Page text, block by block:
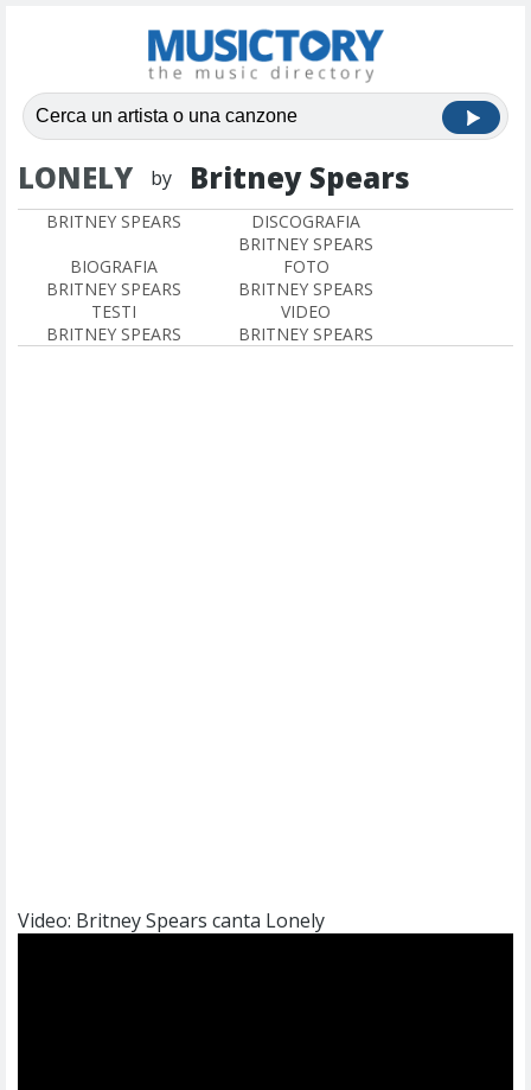
LONELY by Britney Spears
BRITNEY SPEARS
DISCOGRAFIA
BRITNEY SPEARS
BIOGRAFIA
BRITNEY SPEARS
FOTO
BRITNEY SPEARS
TESTI
BRITNEY SPEARS
VIDEO
BRITNEY SPEARS
Video: Britney Spears canta Lonely